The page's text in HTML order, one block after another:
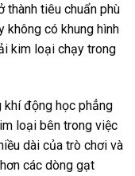
thành tiêu chuẩn phù
không có khung hình
kim loại chạy trong
khí động học phẳng
loại bên trong việc
dài của trò chơi và
các dòng gạt